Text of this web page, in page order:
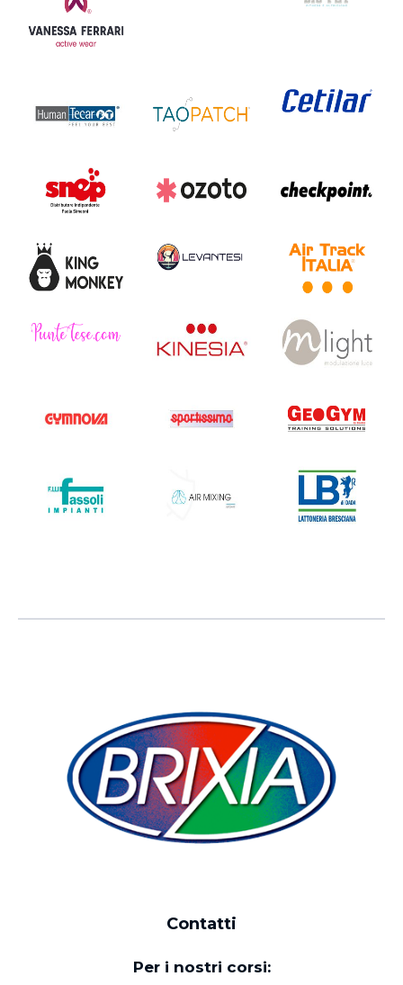
Contatti
Per i nostri corsi: